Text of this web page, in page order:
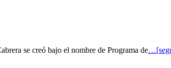
se creó bajo el nombre de Programa de